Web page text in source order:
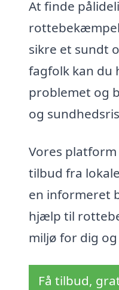
At finde
sikre et sundt
fagfolk kan
problemet og
og
Vores
tilbud fra
en informeret
hjælp til
miljø for dig
Få tilbud,